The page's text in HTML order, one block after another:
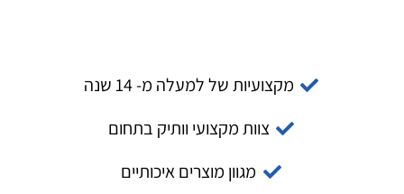
מקצועיות של למעלה מ- 14 שנה
צוות מקצועי וותיק בתחום
מגוון מוצרים איכותיים